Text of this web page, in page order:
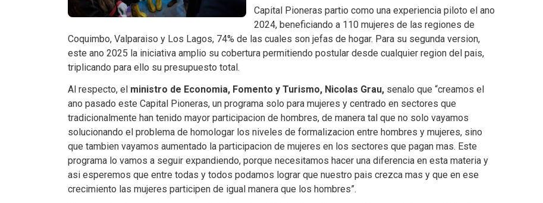
Capital Pioneras partio como una experiencia piloto el ano
2024, beneficiando a 110 mujeres de las regiones de
Coquimbo, Valparaiso y Los Lagos, 74% de las cuales son jefas de hogar. Para su segunda version,
este ano 2025 la iniciativa amplio su cobertura permitiendo postular desde cualquier region del pais,
triplicando para ello su presupuesto total.
Al respecto, el ministro de Economia, Fomento y Turismo, Nicolas Grau, senalo que “creamos el
ano pasado este Capital Pioneras, un programa solo para mujeres y centrado en sectores que
tradicionalmente han tenido mayor participacion de hombres, de manera tal que no solo vayamos
solucionando el problema de homologar los niveles de formalizacion entre hombres y mujeres, sino
que tambien vayamos aumentado la participacion de mujeres en los sectores que pagan mas. Este
programa lo vamos a seguir expandiendo, porque necesitamos hacer una diferencia en esta materia y
asi esperemos que entre todas y todos podamos lograr que nuestro pais crezca mas y que en ese
crecimiento las mujeres participen de igual manera que los hombres”.